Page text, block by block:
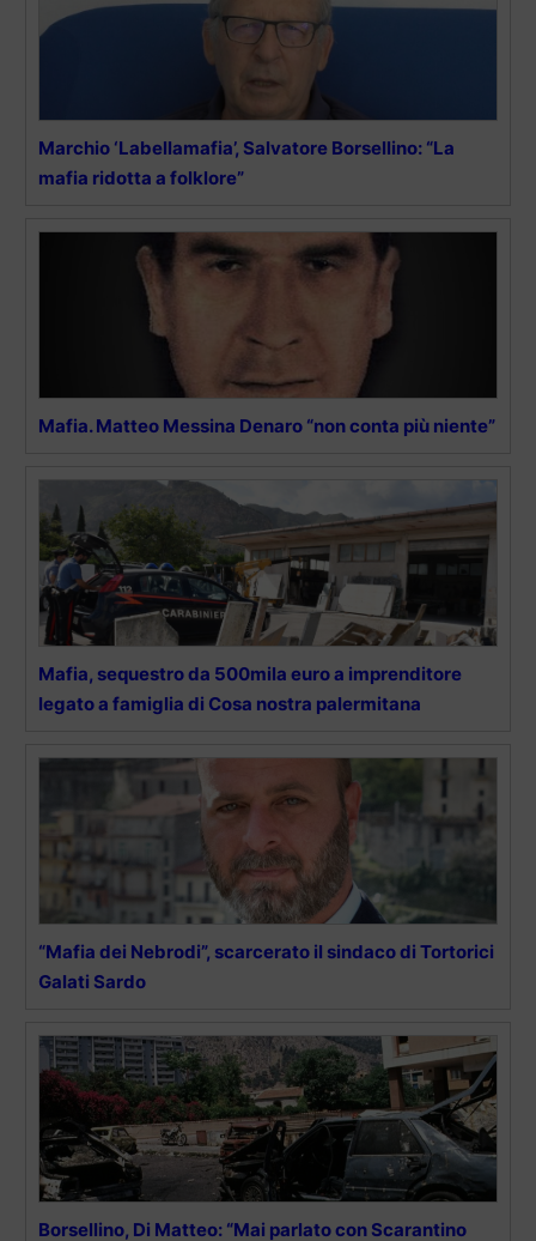
Marchio ‘Labellamafia’, Salvatore Borsellino: “La
mafia ridotta a folklore”
Mafia. Matteo Messina Denaro “non conta più niente”
Mafia, sequestro da 500mila euro a imprenditore
legato a famiglia di Cosa nostra palermitana
“Mafia dei Nebrodi”, scarcerato il sindaco di Tortorici
Galati Sardo
Borsellino, Di Matteo: “Mai parlato con Scarantino